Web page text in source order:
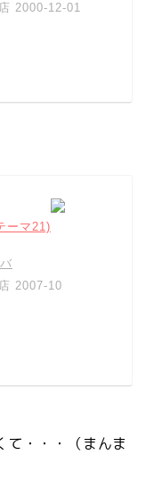
2000-12-01
ーマ21)
2007-10
て・・・（まんま